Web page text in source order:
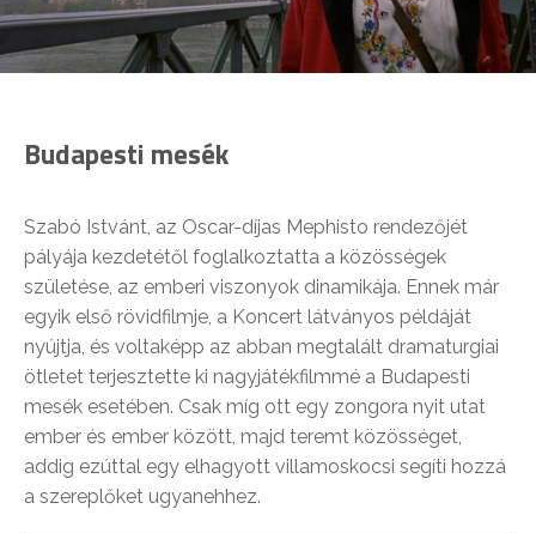
Budapesti mesék
Szabó Istvánt, az Oscar-díjas Mephisto rendezőjét
pályája kezdetétől foglalkoztatta a közösségek
születése, az emberi viszonyok dinamikája. Ennek már
egyik első rövidfilmje, a Koncert látványos példáját
nyújtja, és voltaképp az abban megtalált dramaturgiai
ötletet terjesztette ki nagyjátékfilmmé a Budapesti
mesék esetében. Csak míg ott egy zongora nyit utat
ember és ember között, majd teremt közösséget,
addig ezúttal egy elhagyott villamoskocsi segíti hozzá
a szereplőket ugyanehhez.